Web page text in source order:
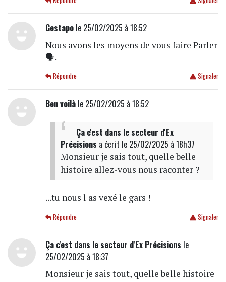
Gestapole 25/02/2025 à 18:52
Nous avons les moyens de vous faire Parler
🗣️.
Signaler
Répondre
Ben voilàle 25/02/2025 à 18:52
Ça c'est dans le secteur d'Ex
Précisions a écrit le 25/02/2025 à 18h37
Monsieur je sais tout, quelle belle
histoire allez-vous nous raconter ?
...tu nous l as vexé le gars !
Signaler
Répondre
Ça c'est dans le secteur d'Ex Précisions le
25/02/2025 à 18:37
Monsieur je sais tout, quelle belle histoire